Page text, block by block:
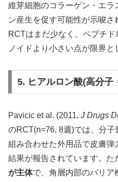
維芽細胞のコラーゲン・エラ
ン産生を促す可能性が示唆
RCTはまだ少なく、ペプチ
ノイドより小さい点が限界と
5. ヒアルロン酸(高分
Pavicic et al. (2011, J Drugs
のRCT(n=76, 8週)では、分
組み合わせた外用品で皮膚弾
結果が報告されています。た
が主体で、角層内部のバリア